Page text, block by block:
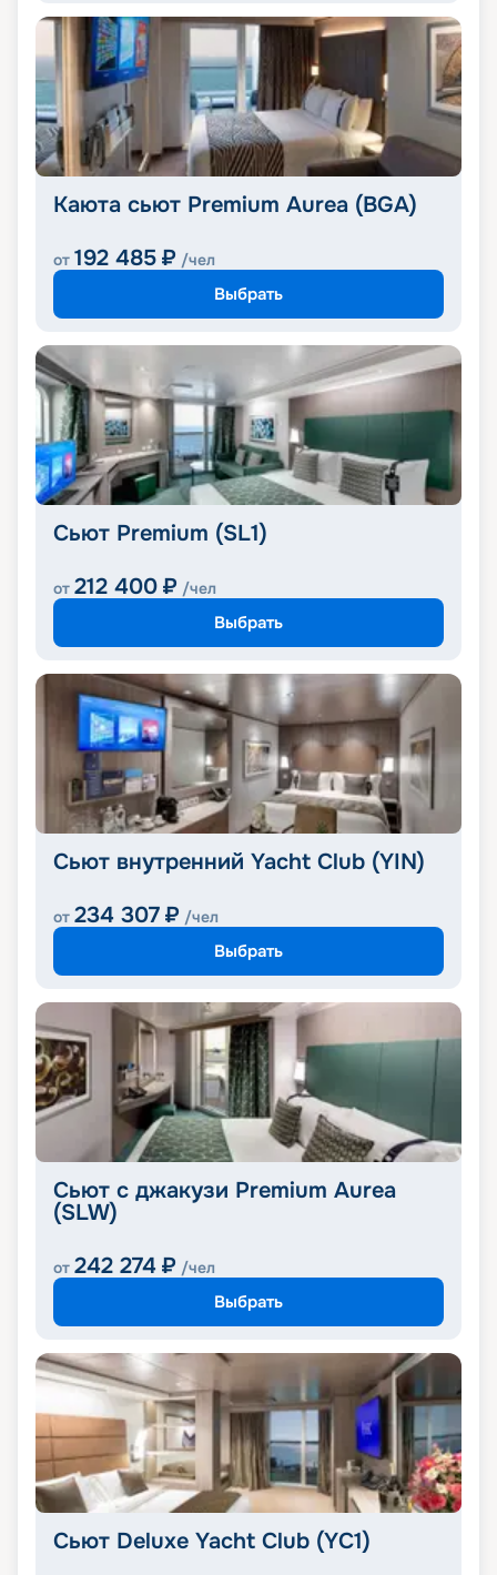
Каюта сьют Premium Aurea (BGA)
от 192 485 ₽ /чел
Выбрать
Сьют Premium (SL1)
от 212 400 ₽ /чел
Выбрать
Сьют внутренний Yacht Club (YIN)
от 234 307 ₽ /чел
Выбрать
Сьют с джакузи Premium Aurea
(SLW)
от 242 274 ₽ /чел
Выбрать
Сьют Deluxe Yacht Club (YC1)